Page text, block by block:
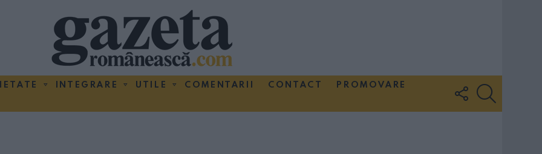
INTEGRARE UTILE COMENTARII CONTACT
PROMOVARE
FOLLOW
US